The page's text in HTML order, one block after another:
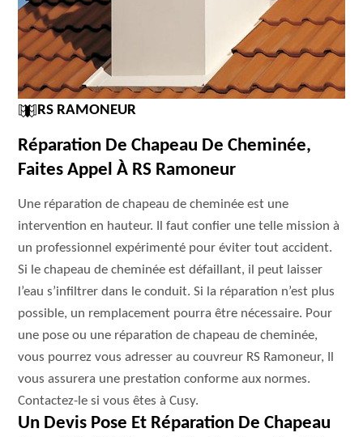
RS RAMONEUR
Réparation De Chapeau De Cheminée,
Faites Appel À RS Ramoneur
Une réparation de chapeau de cheminée est une
intervention en hauteur. Il faut confier une telle mission à
un professionnel expérimenté pour éviter tout accident.
Si le chapeau de cheminée est défaillant, il peut laisser
l’eau s’infiltrer dans le conduit. Si la réparation n’est plus
possible, un remplacement pourra être nécessaire. Pour
une pose ou une réparation de chapeau de cheminée,
vous pourrez vous adresser au couvreur RS Ramoneur, Il
vous assurera une prestation conforme aux normes.
Contactez-le si vous êtes à Cusy.
Un Devis Pose Et Réparation De Chapeau